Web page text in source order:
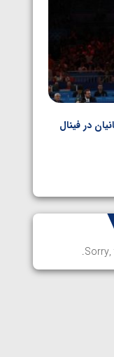
در فینال